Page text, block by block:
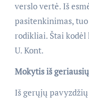
verslo vertė. Iš
pasitenkinimas,
rodikliai. Štai kodėl
U. Kont.
Mokytis iš geriausių
Iš gerųjų